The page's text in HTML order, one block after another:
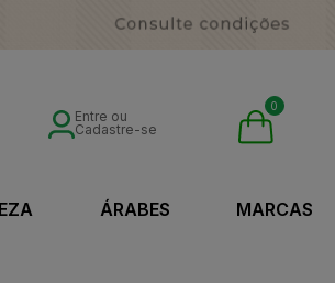
Entre ou
Cadastre-se
0
ÁRABES MARCAS